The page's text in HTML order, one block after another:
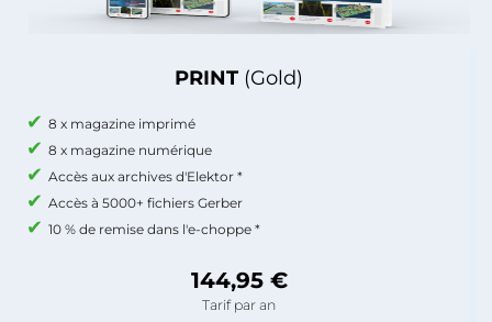
PRINT (Gold)
8 x magazine imprimé
8 x magazine numérique
Accès aux archives d'Elektor *
Accès à 5000+ fichiers Gerber
10 % de remise dans l'e-choppe *
144,95 €
Tarif par an